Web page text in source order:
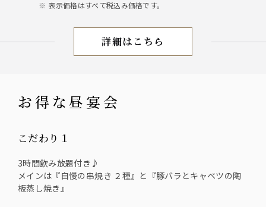
表示価格はすべて税込み価格です。
3H宴会
詳細はこちら
お得な昼宴会
こだわり１
3時間飲み放題付き♪
メインは『自慢の串焼き ２種』と『豚バラとキャベツの陶
板蒸し焼き』